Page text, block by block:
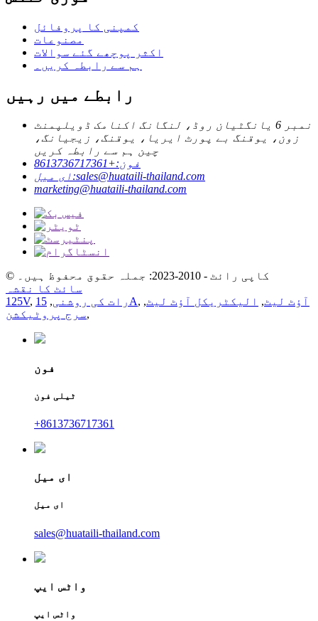
کمپنی کا پروفائل
مصنوعات
اکثر پوچھے گئے سوالات
ہم سے رابطہ کریں۔
رابطے میں رہیں
نمبر 6 یانگٹیان روڈ، لنگانگ اکنامک ڈویلپمنٹ
زون، یوقنگ بے پورٹ ایریا، یوقنگ، زیجیانگ،
چین ہم سے رابطہ کریں
فون:+8613736717361
ای میل:sales@huataili-thailand.com
marketing@huataili-thailand.com
© کاپی رائٹ - 2010-2023: جملہ حقوق محفوظ ہیں۔
سائٹ کا نقشہ
125V, رات کی روشنی, 15A, آؤٹ لیٹ, الیکٹریکل آؤٹ لیٹ,
سرج پروٹیکشن,
فون
ٹیلی فون
+8613736717361
ای میل
ای میل
sales@huataili-thailand.com
واٹس ایپ
واٹس ایپ